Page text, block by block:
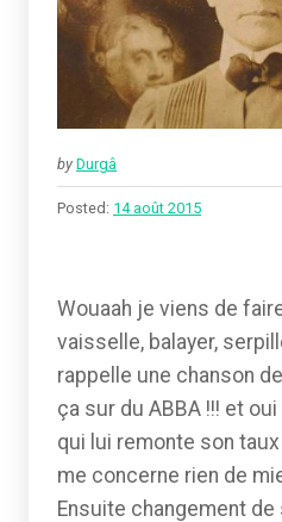
by Durgâ
Posted: 14 août 2015
Wouaah je viens de
vaisselle, balayer,
rappelle une chanson
ça sur du ABBA !!! et
qui lui remonte son
me concerne rien de
Ensuite changement de